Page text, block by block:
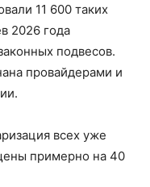
11 600 таких
2026 года
подвесов.
провайдерами и
всех уже
примерно на 40